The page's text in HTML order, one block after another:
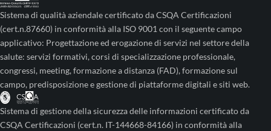
Sistema di qualità aziendale certificato da CSQA Certificazioni
(cert.n.87660) in conformità alla ISO 9001 con il seguente campo
applicativo: Progettazione ed erogazione di servizi nel settore della
salute: servizi formativi, corsi di specializzazione professionale,
congressi, meeting, formazione a distanza (FAD), formazione sul
campo, predisposizione e gestione di piattaforme digitali e siti web.
Sistema di gestione della sicurezza delle informazioni certificato da
CSQA Certificazioni (cert.n. IT-144668-84166) in conformità alla